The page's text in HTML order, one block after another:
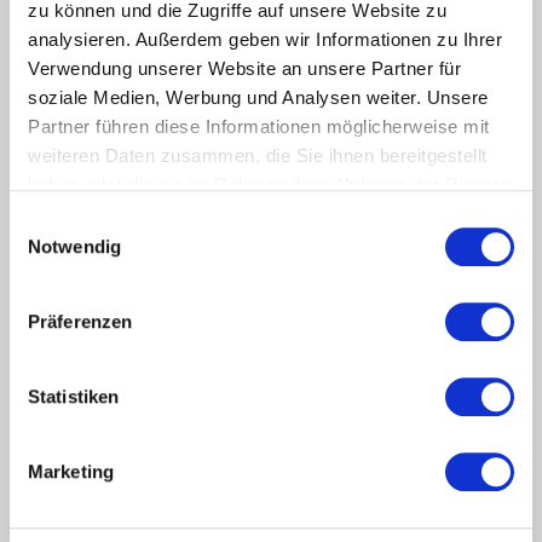
zu können und die Zugriffe auf unsere Website zu
analysieren. Außerdem geben wir Informationen zu Ihrer
Verwendung unserer Website an unsere Partner für
soziale Medien, Werbung und Analysen weiter. Unsere
Partner führen diese Informationen möglicherweise mit
weiteren Daten zusammen, die Sie ihnen bereitgestellt
Notwendig
Präferenzen
Statistiken
Marketing
Einfach zu benutzen und stark in den Funktionen. Mit
Jobnet.Jobs als JobZENTRALE für Durchblick im
regionalen Stellenmarkt. Mit 95 % der vor Ort
verfügbaren Stellen. Helfen Sie Ihren Arbeitsuchenden,
sich aussichtsreich am Markt zu positionieren und
erfolgreich zu bewerben. Mit Bildungsangeboten, KI-
mehr lesen